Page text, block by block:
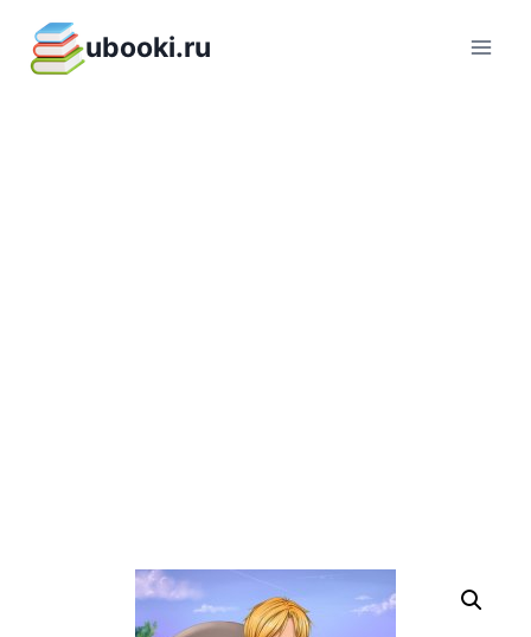
содержимому
ubooki.ru